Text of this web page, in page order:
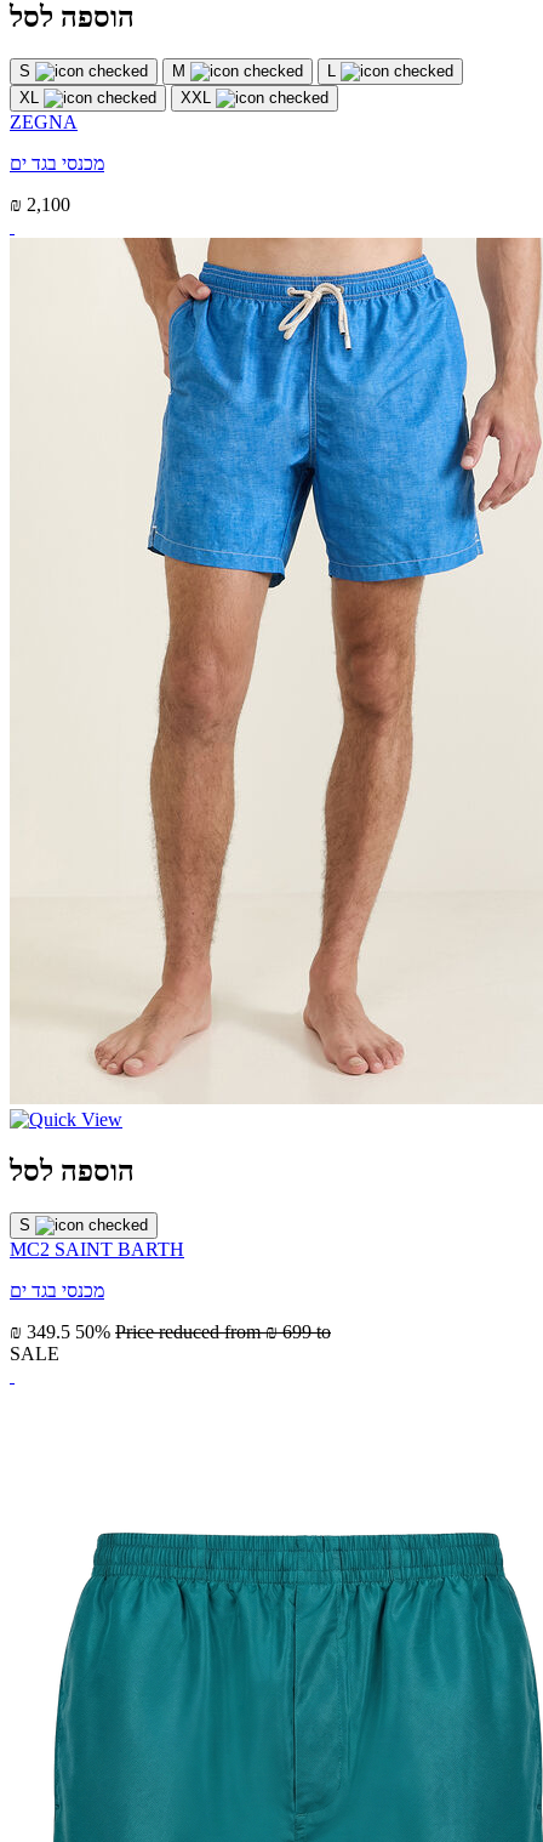
הוספה לסל
S M
L
XL
XXL
ZEGNA
מכנסי בגד ים
₪ 2,100
הוספה לסל
S
MC2 SAINT BARTH
מכנסי בגד ים
₪ 349.5 50% Price reduced from₪ 699 to
SALE